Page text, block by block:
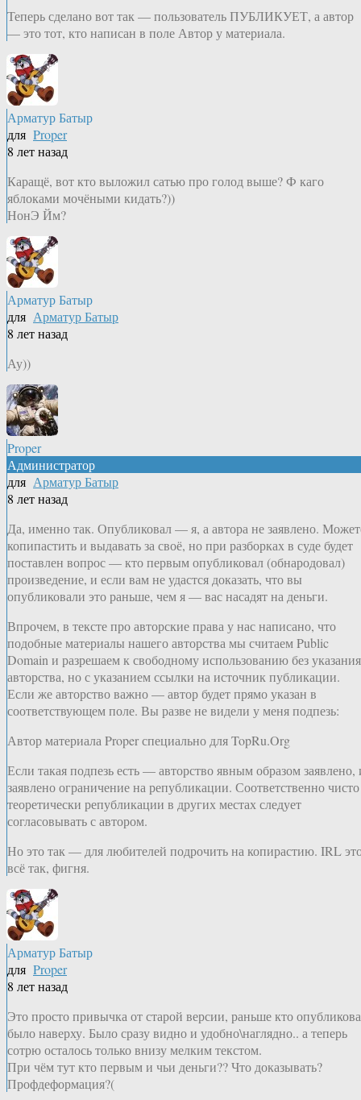
Теперь сделано вот так — пользователь ПУБЛИКУЕТ, а автор
— это тот, кто написан в поле Автор у материала.
Арматур Батыр
для Proper
8 лет назад
Каращё, вот кто выложил сатью про голод выше? Ф каго
яблоками мочёными кидать?))
НонЭ Йм?
Арматур Батыр
для Арматур Батыр
8 лет назад
Ау))
Proper
Администратор
для Арматур Батыр
8 лет назад
Да, именно так. Опубликовал — я, а автора не заявлено.
копипастить и выдавать за своё, но при разборках в суде будет
поставлен вопрос — кто первым опубликовал (обнародовал)
произведение, и если вам не удастся доказать, что вы
опубликовали это раньше, чем я — вас насадят на деньги.
Впрочем, в тексте про авторские права у нас написано, что
подобные материалы нашего авторства мы считаем Public
Domain и разрешаем к свободному использованию без указания
авторства, но с указанием ссылки на источник публикации.
Если же авторство важно — автор будет прямо указан в
соответствующем поле. Вы разве не видели у меня подпезь:
Автор материала Proper специально для TopRu.Org
Если такая подпезь есть — авторство явным образом заявлено,
заявлено ограничение на републикации. Соответственно чисто
теоретически републикации в других местах следует
согласовывать с автором.
Но это так — для любителей подрочить на копирастию. IRL
всё так, фигня.
Арматур Батыр
для Proper
8 лет назад
Это просто привычка от старой версии, раньше кто
было наверху. Было сразу видно и удобно\наглядно.. а теперь
сотрю осталось только внизу мелким текстом.
При чём тут кто первым и чьи деньги?? Что доказывать?
Профдеформация?(